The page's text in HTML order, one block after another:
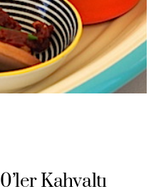
Kahvaltı